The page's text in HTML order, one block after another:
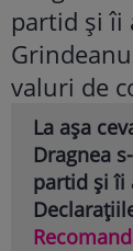
La așa
Dragnea
partid și îi